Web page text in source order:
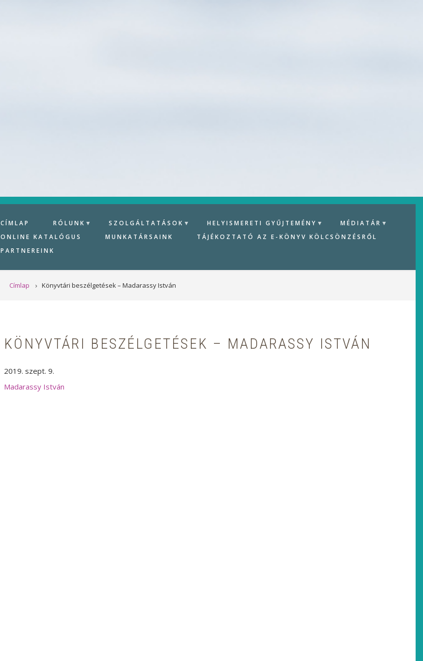
CÍMLAP RÓLUNK SZOLGÁLTATÁSOK HELYISMERETI GYŰJTEMÉNY
MÉDIATÁR
ONLINE KATALÓGUS
MUNKATÁRSAINK
TÁJÉKOZTATÓ AZ E-KÖNYV KÖLCSÖNZÉSRŐL
PARTNEREINK
Címlap Könyvtári beszélgetések – Madarassy István
KÖNYVTÁRI BESZÉLGETÉSEK – MADARASSY ISTVÁN
2019. szept. 9.
Madarassy István